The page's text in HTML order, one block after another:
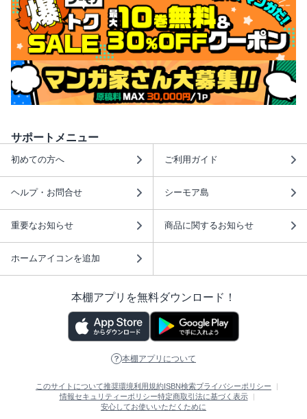
サポートメニュー
初めての方へ ご利用ガイド
ヘルプ・お問合せ シーモア島
重要なお知らせ 商品に関するお知らせ
ホームアイコンを追加
本棚アプリを無料ダウンロード！
本棚アプリについて
このサイトについて推奨環境利用規約 ISBN検索プライバシーポリシー
情報セキュリティーポリシー特定商取引法に基づく表示
安心してお使いいただくために